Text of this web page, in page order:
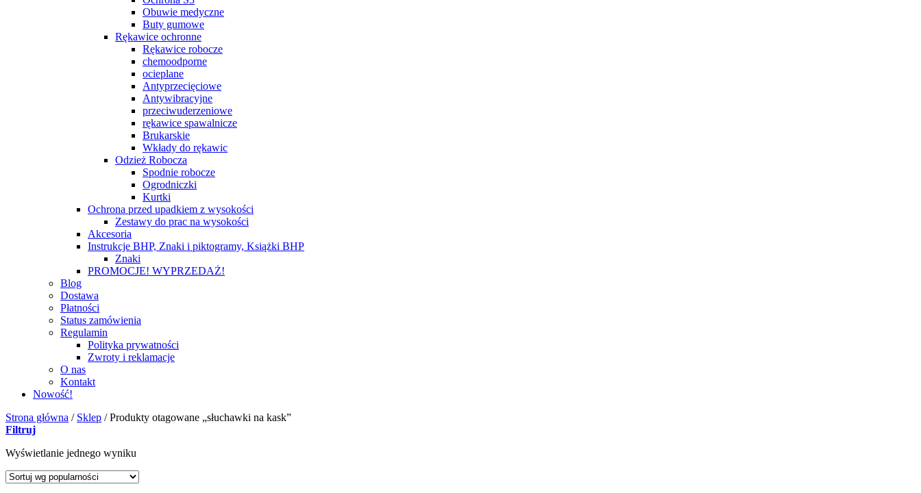
Obuwie medyczne
Buty gumowe
Rękawice ochronne
Rękawice robocze
chemoodporne
ocieplane
Antyprzecięciowe
Antywibracyjne
przeciwuderzeniowe
rękawice spawalnicze
Brukarskie
Wkłady do rękawic
Odzież Robocza
Spodnie robocze
Ogrodniczki
Kurtki
Ochrona przed upadkiem z wysokości
Zestawy do prac na wysokości
Akcesoria
Instrukcje BHP, Znaki i piktogramy, Książki BHP
Znaki
PROMOCJE! WYPRZEDAŻ!
Blog
Dostawa
Płatności
Status zamówienia
Regulamin
Polityka prywatności
Zwroty i reklamacje
O nas
Kontakt
Nowość!
Strona główna / Sklep /Produkty otagowane „słuchawki na kask”
Filtruj
Wyświetlanie jednego wyniku